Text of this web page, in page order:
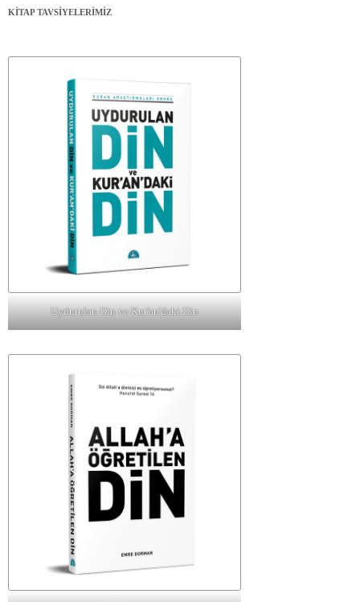
KİTAP TAVSİYELERİMİZ
Uydurulan Din ve Kur'an'daki Din